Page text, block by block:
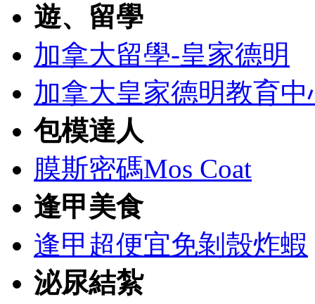
遊、留學
加拿大留學-皇家德明
加拿大皇家德明教育中
包模達人
膜斯密碼Mos Coat
逢甲美食
逢甲超便宜免剝殼炸蝦
泌尿結紮